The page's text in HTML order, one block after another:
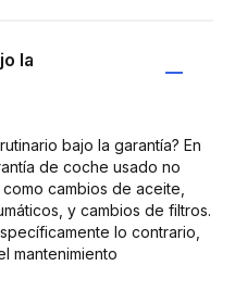
la
bajo la garantía? En
de coche usado no
cambios de aceite,
y cambios de filtros.
lo contrario,
mantenimiento